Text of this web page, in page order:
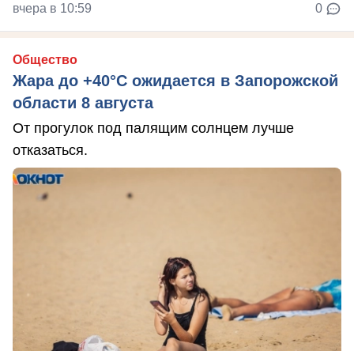
вчера в 10:59 0
Общество
Жара до +40°С ожидается в Запорожской
области 8 августа
От прогулок под палящим солнцем лучше
отказаться.